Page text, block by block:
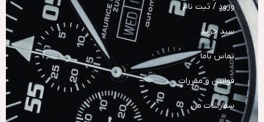
ورود / ثبت نام
سبد خرید
تماس باما
قوانین و مقررات
سفارشات من